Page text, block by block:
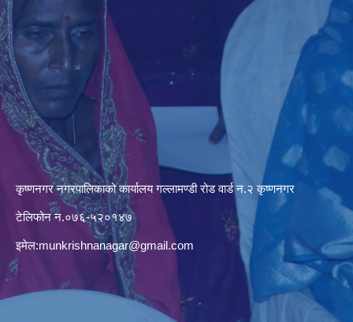
कृष्णनगर नगरपालिकाको कार्यालय गल्लामण्डी रोड वार्ड न.२ कृष्णनगर
टेलिफोन न.०७६-५२०१४७
इमेल:munkrishnanagar@gmail.com